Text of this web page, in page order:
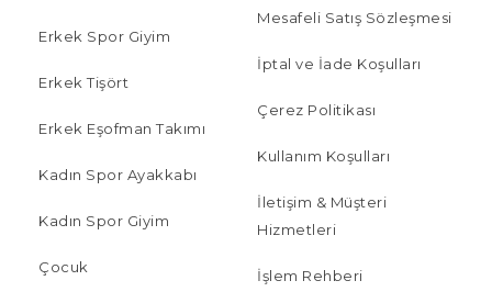
Erkek Spor Giyim
Erkek Tişört
Erkek Eşofman Takımı
Kadın Spor Ayakkabı
Kadın Spor Giyim
Çocuk
Mesafeli Satış Sözleşmesi
İptal ve İade Koşulları
Çerez Politikası
Kullanım Koşulları
İletişim & Müşteri
Hizmetleri
İşlem Rehberi